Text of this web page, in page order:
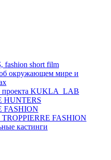
short film
окружающем мире и
KUKLA_LAB
HUNTERS
FASHION
FASHION
кастинги